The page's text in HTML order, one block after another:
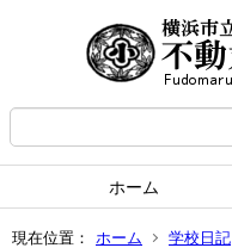
ホーム
現在位置： ホーム 学校日記